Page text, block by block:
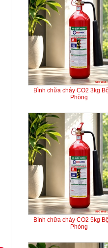
Bình chữa cháy CO2 3kg
Phòng
Bình chữa cháy CO2 5kg
Phòng